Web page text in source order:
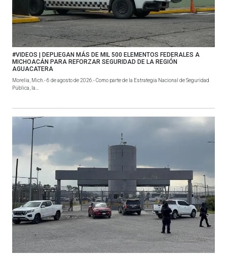
#VIDEOS | DEPLIEGAN MÁS DE MIL 500 ELEMENTOS FEDERALES A
MICHOACÁN PARA REFORZAR SEGURIDAD DE LA REGIÓN
AGUACATERA
Morelia, Mich.- 6 de agosto de 2026.- Como parte de la Estrategia Nacional de Seguridad
Pública, la...